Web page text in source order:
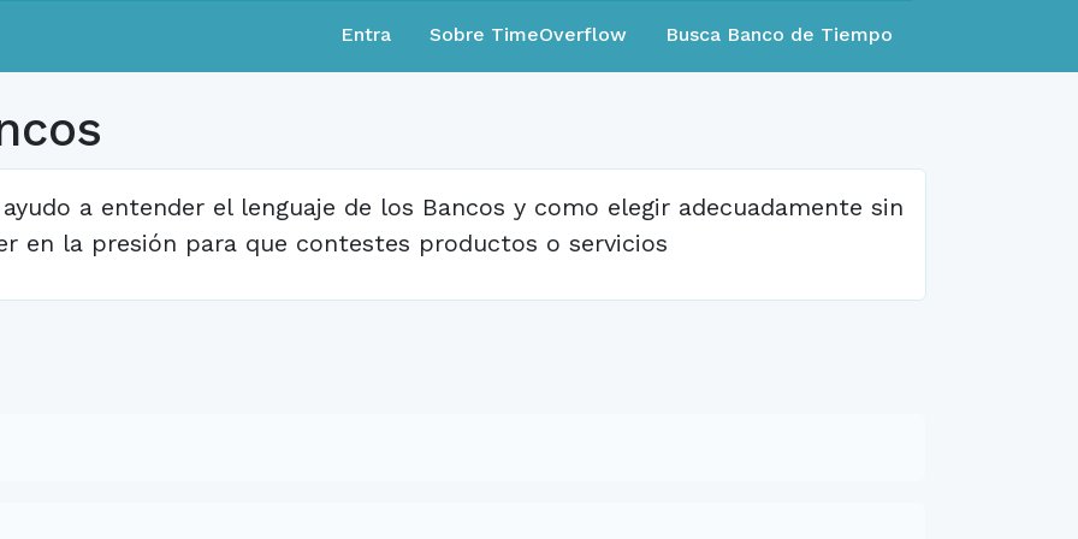
Entra Sobre TimeOverflow Busca Banco de Tiempo
ayudo a entender el lenguaje de los Bancos y como elegir adecuadamente sin
en la presión para que contestes productos o servicios